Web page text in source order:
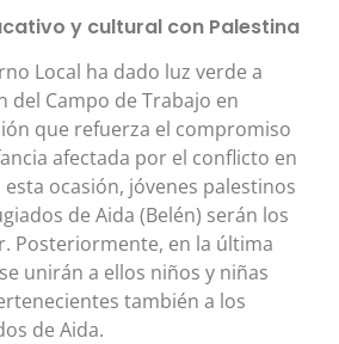
y cultural con Palestina
Local ha dado luz verde a
del Campo de Trabajo en
que refuerza el compromiso
afectada por el conflicto en
ocasión, jóvenes palestinos
de Aida (Belén) serán los
Posteriormente, en la última
unirán a ellos niños y niñas
también a los
de Aida.